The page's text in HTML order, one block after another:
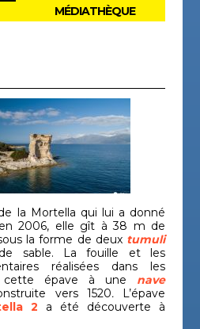
MÉDIATHÈQUE
la Mortella qui lui a donné
2006, elle gît à 38 m de
la forme de deux tumuli
sable. La fouille et les
réalisées dans les
cette épave à une nave
vers 1520.L’épave
2 a été découverte à